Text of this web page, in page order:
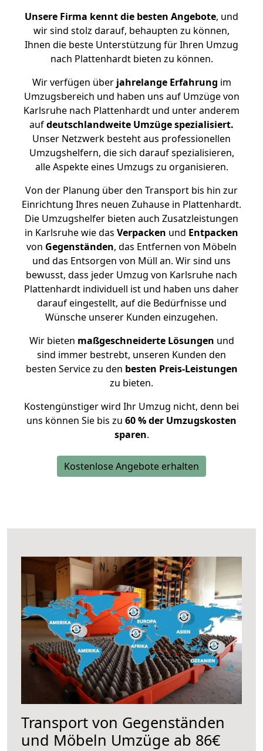
Unsere Firma kennt die besten Angebote, und
wir sind stolz darauf, behaupten zu können,
Ihnen die beste Unterstützung für Ihren Umzug
nach Plattenhardt bieten zu können.
Wir verfügen überjahrelange Erfahrung im
Umzugsbereich und haben uns auf Umzüge von
Karlsruhe nach Plattenhardt und unter anderem
aufdeutschlandweite Umzüge spezialisiert.
Unser Netzwerk besteht aus professionellen
Umzugshelfern, die sich darauf spezialisieren,
alle Aspekte eines Umzugs zu organisieren.
Von der Planung über den Transport bis hin zur
Einrichtung Ihres neuen Zuhause in Plattenhardt.
Die Umzugshelfer bieten auch Zusatzleistungen
in Karlsruhe wie das Verpacken und Entpacken
von Gegenständen, das Entfernen von Möbeln
und das Entsorgen von Müll an. Wir sind uns
bewusst, dass jeder Umzug von Karlsruhe nach
Plattenhardt individuell ist und haben uns daher
darauf eingestellt, auf die Bedürfnisse und
Wünsche unserer Kunden einzugehen.
Wir bieten maßgeschneiderte Lösungen und
sind immer bestrebt, unseren Kunden den
besten Service zu den besten Preis-Leistungen
zu bieten.
Kostengünstiger wird Ihr Umzug nicht, denn bei
uns können Sie bis zu 60 % der Umzugskosten
sparen.
Kostenlose Angebote erhalten
Transport von Gegenständen
und Möbeln Umzüge ab 86€